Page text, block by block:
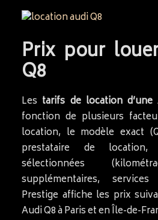
Prix pour
Q8
Les tarifs de location d’une
fonction de plusieurs
location, le modèle exact
prestataire de
sélectionnées
supplémentaires,
Prestige affiche les prix
Audi Q8 à Paris et en Île-de-